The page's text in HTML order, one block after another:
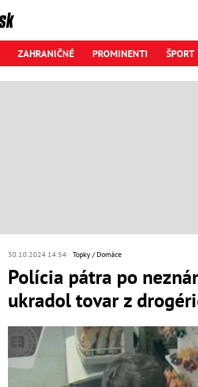
ZAHRANIČNÉ PROMINENTI ŠPORT
30.10.2024 14:54 Topky Domáce
Polícia pátra po
ukradol tovar z